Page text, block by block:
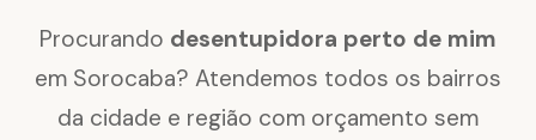
Procurando desentupidora perto de mim
em Sorocaba? Atendemos todos os bairros
da cidade e região com orçamento sem